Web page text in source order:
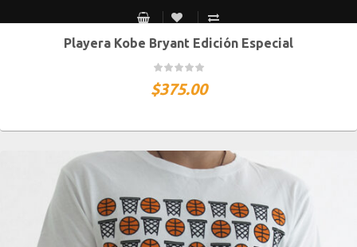
CH M G XG XXG
Playera Kobe Bryant Edición Especial
$375.00